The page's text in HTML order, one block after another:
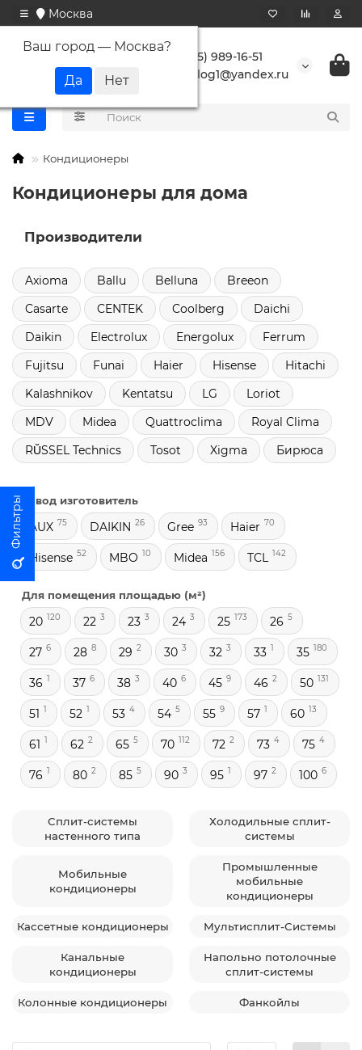
Москва
Ваш город — Москва?
+7 (495) 989-16-51
buranlog1@yandex.ru
Кондиционеры
Кондиционеры для дома
Производители
Axioma Ballu Belluna
Breeon
Casarte
CENTEK Coolberg
Daichi
Daikin
Electrolux Energolux
Ferrum
Fujitsu
Funai Haier Hisense
Hitachi
Kalashnikov
Kentatsu LG
Loriot
MDV
Midea Quattroclima
Royal Clima
RŬSSEL Technics
Tosot Xigma Бирюса
Завод изготовитель
AUX 75 DAIKIN 26 Gree 93 Haier 70
Hisense 52 MBO 10 Midea 156 TCL 142
Для помещения площадью (м²)
20 120 22 3 23 3 24 3 25 173 26 5
27 6 28 8 29 2 30 3 32 3 33 1 35 180
36 1 37 6 38 3 40 6 45 9 46 2 50 131
51 1 52 1 53 4 54 5 55 9 57 1 60 13
61 1 62 2 65 5 70 112 72 2 73 4 75 4
76 1 80 2 85 5 90 3 95 1 97 2 100 6
Сплит-системы
настенного типа
Холодильные сплит-
системы
Мобильные
кондиционеры
Промышленные
мобильные
кондиционеры
Кассетные кондиционеры Мультисплит-Системы
Канальные
кондиционеры
Напольно потолочные
сплит-системы
Колонные кондиционеры Фанкойлы